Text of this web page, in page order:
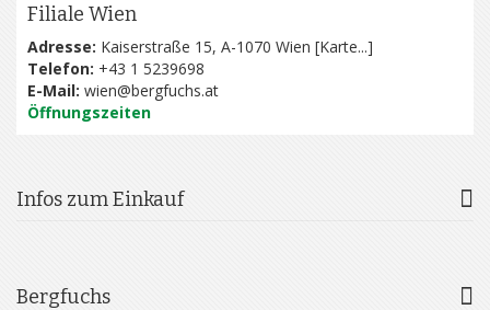
Filiale Wien
Adresse: Kaiserstraße 15, A-1070 Wien [Karte...]
Telefon: +43 1 5239698
E-Mail: wien@bergfuchs.at
Öffnungszeiten
Infos zum Einkauf
Bergfuchs